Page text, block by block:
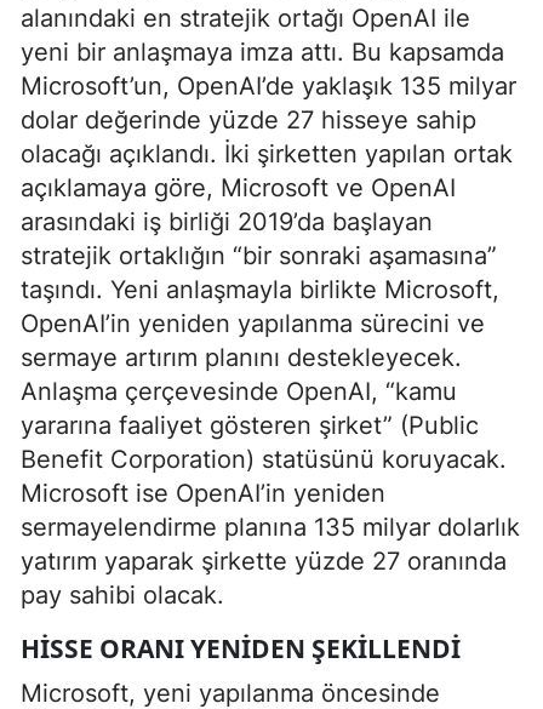
alanındaki en stratejik ortağı OpenAI ile
yeni bir anlaşmaya imza attı. Bu kapsamda
Microsoft’un, OpenAI’de yaklaşık 135 milyar
dolar değerinde yüzde 27 hisseye sahip
olacağı açıklandı. İki şirketten yapılan ortak
açıklamaya göre, Microsoft ve OpenAI
arasındaki iş birliği 2019’da başlayan
stratejik ortaklığın “bir sonraki aşamasına”
taşındı. Yeni anlaşmayla birlikte Microsoft,
OpenAI’in yeniden yapılanma sürecini ve
sermaye artırım planını destekleyecek.
Anlaşma çerçevesinde OpenAI, “kamu
yararına faaliyet gösteren şirket” (Public
Benefit Corporation) statüsünü koruyacak.
Microsoft ise OpenAI’in yeniden
sermayelendirme planına 135 milyar dolarlık
yatırım yaparak şirkette yüzde 27 oranında
pay sahibi olacak.
HISSE ORANI YENIDEN ŞEKILLENDI
Microsoft, yeni yapılanma öncesinde